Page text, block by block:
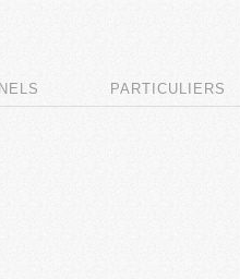
PARTICULIERS